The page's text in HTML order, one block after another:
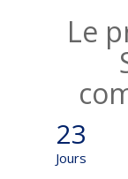
Le
23
Jours